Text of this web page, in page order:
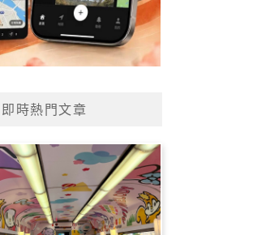
即時熱門文章